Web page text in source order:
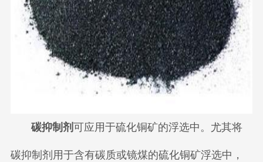
碳抑制剂可应用于硫化铜矿的浮选中。尤其将
碳抑制剂用于含有碳质或镜煤的硫化铜矿浮选中，